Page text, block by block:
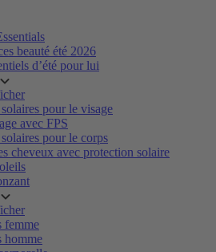
beauté été 2026
d’été pour lui
pour le visage
avec FPS
pour le corps
cheveux avec protection solaire
femme
homme